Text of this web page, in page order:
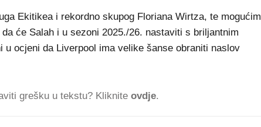
Ekitikea i rekordno skupog Floriana Wirtza, te mogućim
će Salah i u sezoni 2025./26. nastaviti s briljantnim
ocjeni da Liverpool ima velike šanse obraniti naslov
grešku u tekstu? Kliknite ovdje.